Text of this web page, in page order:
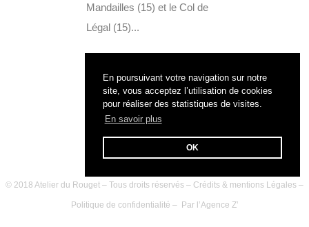
En poursuivant votre navigation sur notre
site, vous acceptez l’utilisation de cookies
pour réaliser des statistiques de visites.
En savoir plus
OK
Mandailles (15) et le Col de
Légal (15)...
© 2018 Atelier du Rouget – Tous droits réservés – Crédits & mentions Légales –
Politique de confidentialité – Par l’Agence Z’